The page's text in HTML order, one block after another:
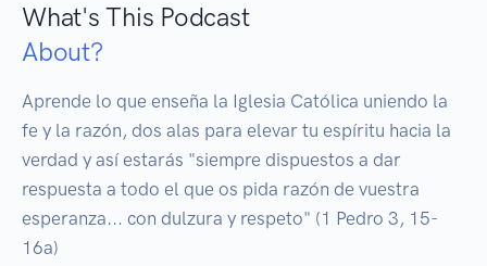
What's This Podcast
About?
Aprende lo que enseña la Iglesia Católica uniendo la
fe y la razón, dos alas para elevar tu espíritu hacia la
verdad y así estarás "siempre dispuestos a dar
respuesta a todo el que os pida razón de vuestra
esperanza... con dulzura y respeto" (1 Pedro 3, 15-
16a)